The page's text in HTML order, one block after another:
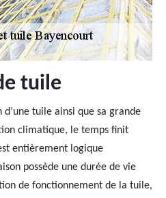
tuile
tuile ainsi que sa grande
climatique, le temps finit
entièrement logique
possède une durée de vie
de fonctionnement de la tuile,